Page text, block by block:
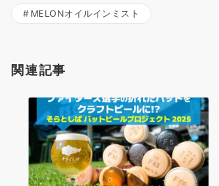
MELONオイルインミスト
関連記事